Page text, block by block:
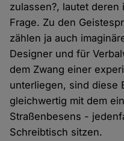
zulassen?, lautet
Frage. Zu den
zählen ja auch
Designer und für
dem Zwang einer
unterliegen, sind diese
gleichwertig mit dem
Straßenbesens -
Schreibtisch sitzen.